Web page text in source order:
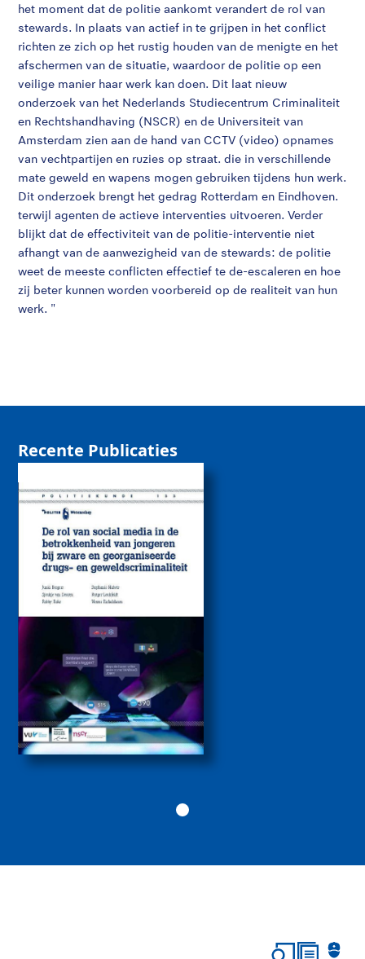
het moment dat de politie aankomt verandert de rol van
stewards. In plaats van actief in te grijpen in het conflict
richten ze zich op het rustig houden van de menigte en het
afschermen van de situatie, waardoor de politie op een
veilige manier haar werk kan doen. Dit laat nieuw
onderzoek van het Nederlands Studiecentrum Criminaliteit
en Rechtshandhaving (NSCR) en de Universiteit van
Amsterdam zien aan de hand van CCTV (video) opnames
van vechtpartijen en ruzies op straat. die in verschillende
mate geweld en wapens mogen gebruiken tijdens hun werk.
Dit onderzoek brengt het gedrag Rotterdam en Eindhoven.
terwijl agenten de actieve interventies uitvoeren. Verder
blijkt dat de effectiviteit van de politie-interventie niet
afhangt van de aanwezigheid van de stewards: de politie
weet de meeste conflicten effectief te de-escaleren en hoe
zij beter kunnen worden voorbereid op de realiteit van hun
werk. "
Recente Publicaties
De rol van sociale
media bij de
betrokkenheid van
jongeren bij zware
drugs- en
geweldscriminaliteit
2026
Politiekunde
Politiekunde